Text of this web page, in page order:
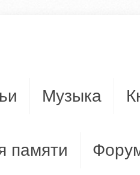
Музыка
памяти